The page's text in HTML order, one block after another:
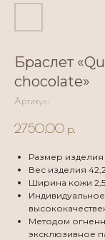
Браслет
chocolate»
Артикул:
2750,00 р.
Размер изделия
Вес изделия 42,2
Ширина кожи 2,5
Методом
эксклюзивное